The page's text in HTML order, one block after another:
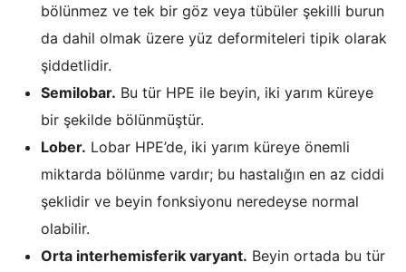
bölünmez ve tek bir göz veya tübüler şekilli burun
da dahil olmak üzere yüz deformiteleri tipik olarak
şiddetlidir.
Semilobar. Bu tür HPE ile beyin, iki yarım küreye
bir şekilde bölünmüştür.
Lober. Lobar HPE’de, iki yarım küreye önemli
miktarda bölünme vardır; bu hastalığın en az ciddi
şeklidir ve beyin fonksiyonu neredeyse normal
olabilir.
Orta interhemisferik varyant. Beyin ortada bu tür